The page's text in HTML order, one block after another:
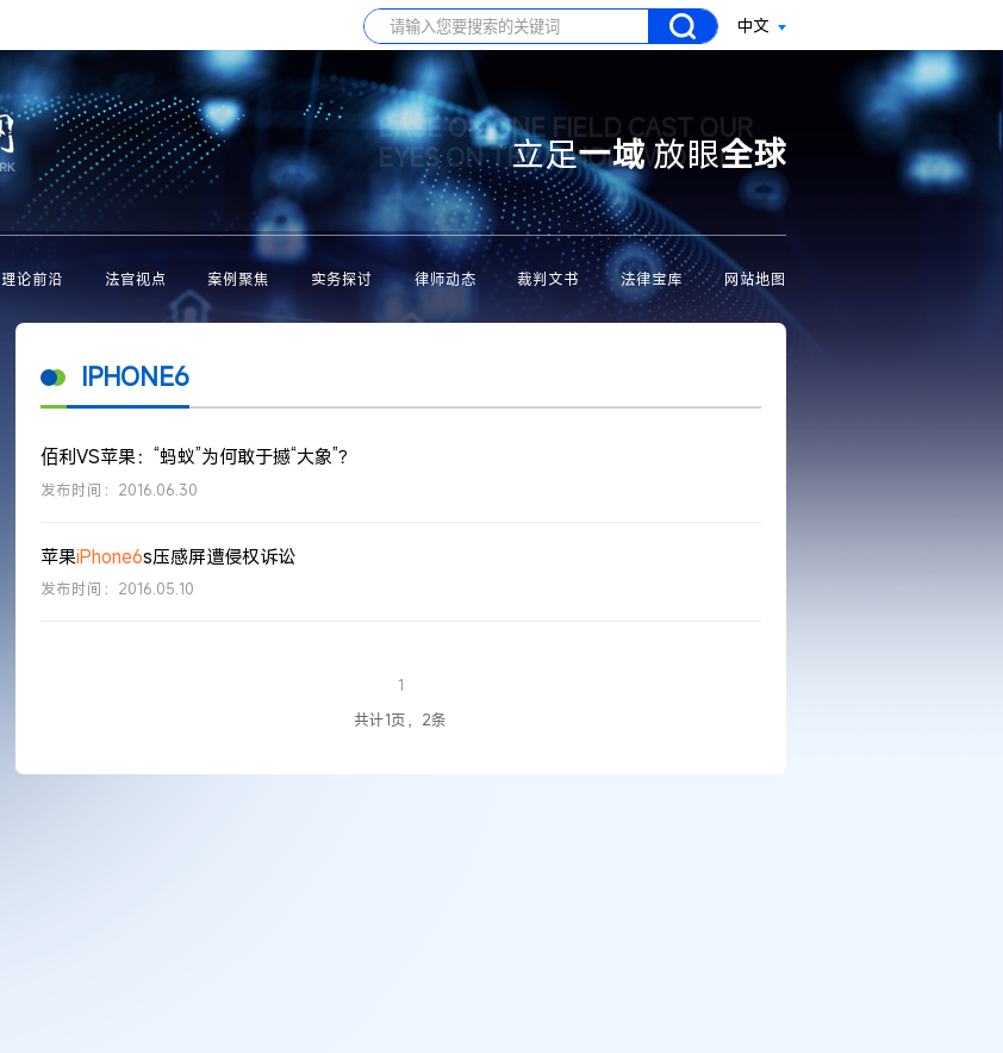
中文
BASE ON ONE FIELD CAST OUR
EYES ON THE WHOLE WORLD
立足一域放眼全球
理论前沿 法官视点 案例聚焦 实务探讨 律师动态 裁判文书 法律宝库 网站地图
IPHONE6
佰利VS苹果：“蚂蚁”为何敢于撼“大象”？
发布时间：2016.06.30
苹果iPhone6s压感屏遭侵权诉讼
发布时间：2016.05.10
1
共计1页，2条